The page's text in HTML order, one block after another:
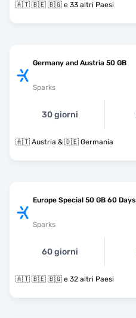
🇦🇹 🇧🇪 🇧🇬 e 33 altri Paesi
Germany and Austria 50 GB
Sparks
30 giorni
🇦🇹 Austria & 🇩🇪 Germania
Europe Special 50 GB 60 Days
Sparks
60 giorni
🇦🇹 🇧🇪 🇧🇬 e 32 altri Paesi